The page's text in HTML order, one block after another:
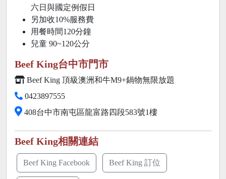
六日與國定例假日
另加收10%服務費
用餐時間120分鐘
兒童 90~120公分
Beef King台中市門市
Beef King 頂級澳洲和牛M9+鍋物無限放題
0423897555
408台中市南屯區龍富路四段583號1樓
Beef King相關連結
Beef King Facebook Beef King 訂位